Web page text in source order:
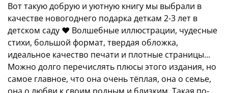
Вот такую добрую и уютную книгу мы выбрали в
качестве новогоднего подарка деткам 2-3 лет в
детском саду ❤️ Волшебные иллюстрации, чудесные
стихи, большой формат, твердая обложка,
идеальное качество печати и плотные страницы...
Можно долго перечислять плюсы этого издания, но
самое главное, что она очень тёплая, она о семье,